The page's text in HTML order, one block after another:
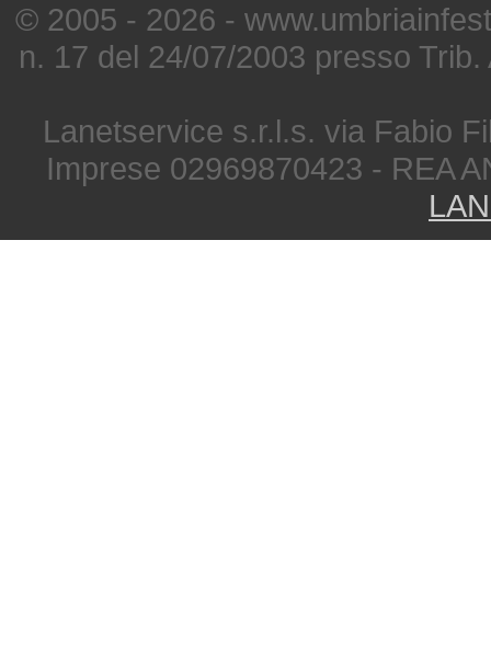
© 2005 - 2026 -
n. 17 del 24/07/2003 presso
Lanetservice s.r.l.s. via Fabio
Imprese 02969870423 - REA